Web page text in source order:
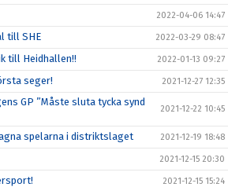
2022-04-06 14:47
till SHE 2022-03-29 08:47
till Heidhallen!! 2022-01-13 09:27
seger! 2021-12-27 12:35
GP ”Måste sluta tycka synd
2021-12-22 10:45
spelarna i distriktslaget 2021-12-19 18:48
2021-12-15 20:30
2021-12-15 15:24